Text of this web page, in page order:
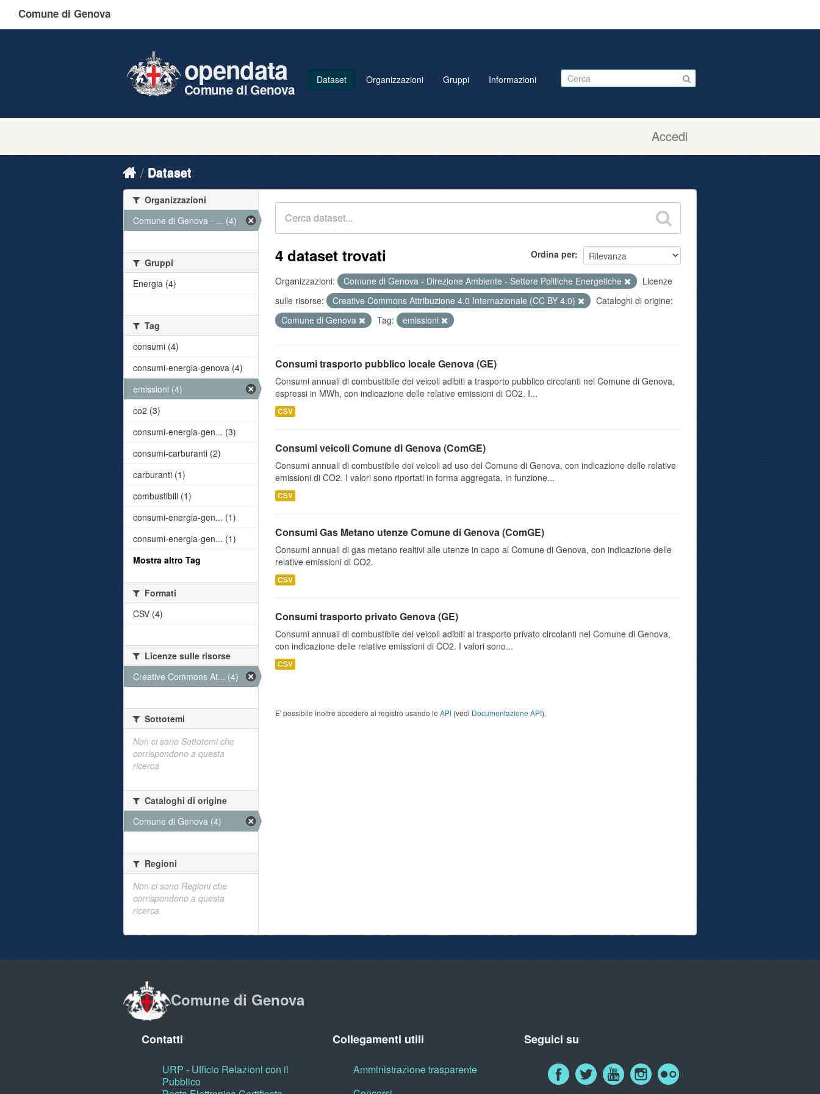
Comune di Genova
Accedi
opendata
Comune di Genova
Dataset Organizzazioni Gruppi Informazioni
Dataset
Ordina per
4 dataset trovati
Organizzazioni: Comune di Genova - Direzione Ambiente - Settore Politiche Energetiche
Licenze
sulle risorse:
Creative Commons Attribuzione 4.0 Internazionale (CC BY 4.0)
Cataloghi di origine:
Comune di Genova
Tag: emissioni
Consumi trasporto pubblico locale Genova (GE)
Consumi annuali di combustibile dei veicoli adibiti a trasporto pubblico circolanti nel Comune di Genova,
espressi in MWh, con indicazione delle relative emissioni di CO2. I...
CSV
Consumi veicoli Comune di Genova (ComGE)
Consumi annuali di combustibile dei veicoli ad uso del Comune di Genova, con indicazione delle relative
emissioni di CO2. I valori sono riportati in forma aggregata, in funzione...
CSV
Consumi Gas Metano utenze Comune di Genova (ComGE)
Consumi annuali di gas metano realtivi alle utenze in capo al Comune di Genova, con indicazione delle
relative emissioni di CO2.
CSV
Consumi trasporto privato Genova (GE)
Consumi annuali di combustibile dei veicoli adibiti al trasporto privato circolanti nel Comune di Genova,
con indicazione delle relative emissioni di CO2. I valori sono...
CSV
E' possibile inoltre accedere al registro usando le API (vedi Documentazione API).
Organizzazioni
Comune di Genova - ... (4)
Gruppi
Energia (4)
Tag
consumi (4)
consumi-energia-genova (4)
emissioni (4)
co2 (3)
consumi-energia-gen... (3)
consumi-carburanti (2)
carburanti (1)
combustibili (1)
consumi-energia-gen... (1)
consumi-energia-gen... (1)
Mostra altro Tag
Formati
CSV (4)
Licenze sulle risorse
Creative Commons At... (4)
Sottotemi
Non ci sono Sottotemi che
corrispondono a questa
ricerca
Cataloghi di origine
Comune di Genova (4)
Regioni
Non ci sono Regioni che
corrispondono a questa
ricerca
Comune di Genova
Contatti
URP - Ufficio Relazioni con il
Pubblico
Collegamenti utili
Amministrazione trasparente
Seguici su